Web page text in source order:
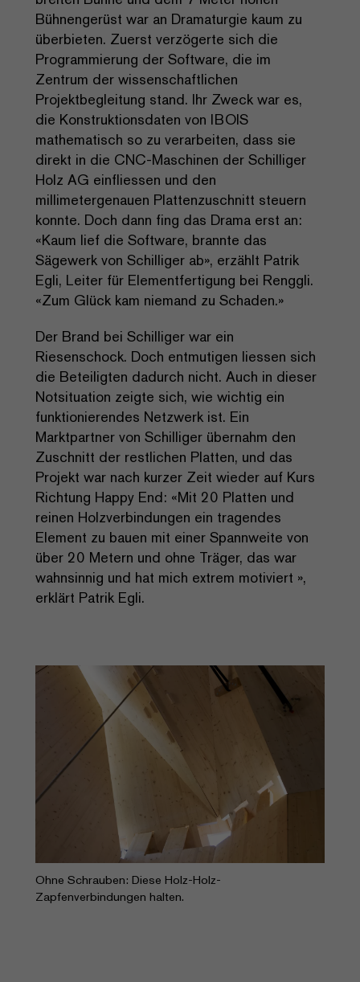
Bühnengerüst war an Dramaturgie kaum zu
überbieten. Zuerst verzögerte sich die
Programmierung der Software, die im
Zentrum der wissenschaftlichen
Projektbegleitung stand. Ihr Zweck war es,
die Konstruktionsdaten von IBOIS
mathematisch so zu verarbeiten, dass sie
direkt in die CNC-Maschinen der Schilliger
Holz AG einfliessen und den
millimetergenauen Plattenzuschnitt steuern
konnte. Doch dann fing das Drama erst an:
«Kaum lief die Software, brannte das
Sägewerk von Schilliger ab», erzählt Patrik
Egli, Leiter für Elementfertigung bei Renggli.
«Zum Glück kam niemand zu Schaden.»
Der Brand bei Schilliger war ein
Riesenschock. Doch entmutigen liessen sich
die Beteiligten dadurch nicht. Auch in dieser
Notsituation zeigte sich, wie wichtig ein
funktionierendes Netzwerk ist. Ein
Marktpartner von Schilliger übernahm den
Zuschnitt der restlichen Platten, und das
Projekt war nach kurzer Zeit wieder auf Kurs
Richtung Happy End: «Mit 20 Platten und
reinen Holzverbindungen ein tragendes
Element zu bauen mit einer Spannweite von
über 20 Metern und ohne Träger, das war
wahnsinnig und hat mich extrem motiviert »,
erklärt Patrik Egli.
Ohne Schrauben: Diese Holz-Holz-
Zapfenverbindungen halten.